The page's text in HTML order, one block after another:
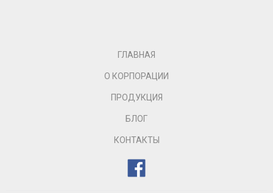
ГЛАВНАЯ
О КОРПОРАЦИИ
ПРОДУКЦИЯ
БЛОГ
КОНТАКТЫ